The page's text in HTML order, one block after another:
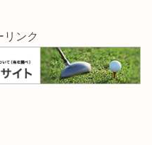
リンク